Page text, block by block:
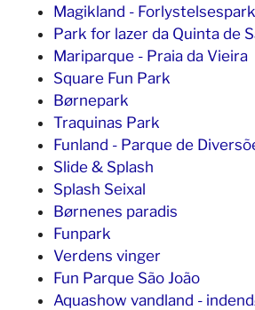
Magikland - Forlystelsespark
Park for lazer da Quinta de
Mariparque - Praia da Vieira
Square Fun Park
Børnepark
Traquinas Park
Funland - Parque de
Slide & Splash
Splash Seixal
Børnenes paradis
Funpark
Verdens vinger
Fun Parque São João
Aquashow vandland -